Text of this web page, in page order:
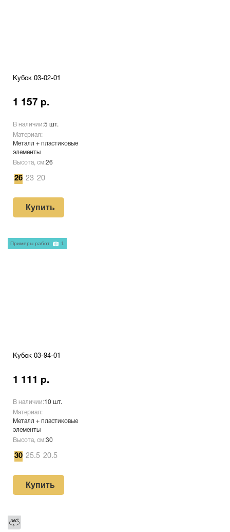
Кубок 03-02-01
1 157 р.
В наличии:5 шт.
Материал:
Металл + пластиковые
элементы
Высота, см:26
26 23 20
Купить
Кубок 03-94-01
1 111 р.
В наличии:10 шт.
Материал:
Металл + пластиковые
элементы
Высота, см:30
30 25.5 20.5
Купить
Примеры работ 1